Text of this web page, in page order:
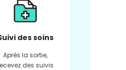
des soins
Après la sortie,
des suivis